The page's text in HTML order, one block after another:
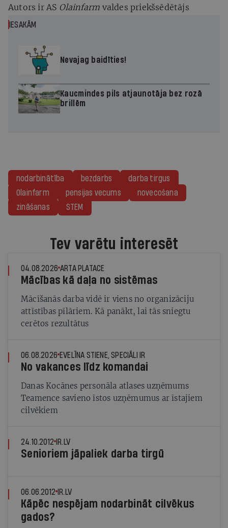
Autors ir AS Olainfarm valdes priekšsēdētājs
IESAKĀM
Nevajag baidīties!
Kaucmindes pils atjaunotāja bez rozā
brillēm
nodarbinātība bezdarbs
darba tirgus
Olainfarm
pensijas vecums
novecošana
zināšanas
STEM
Tev varētu interesēt
04.08.2026 ARTA PLATACE
Mācības kā daļa no sistēmas
Mācīšanās darba vidē ir viens no organizāciju
attīstības pīlāriem. Kā panākt, lai tās sniegtu
cerētos rezultātus
06.08.2026 EVELĪNA STIENE, SPECIĀLI IR
No vakances līdz komandai
Danas Kocānes personāla atlases uzņēmums
Teamence savieno īstos uzņēmumus ar īstajiem
cilvēkiem
24.10.2012 IR.LV
Senioriem jāpaliek darba tirgū
06.06.2012 IR.LV
Kāpēc nespējam nodarbināt cilvēkus
gados?